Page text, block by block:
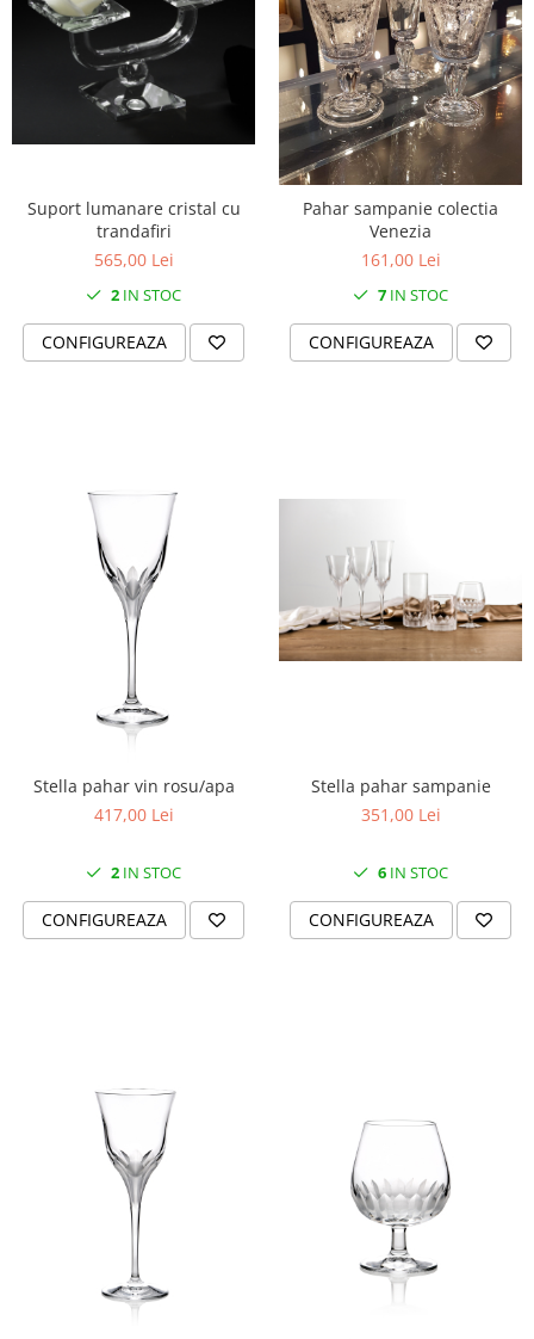
Suport lumanare cristal cu
trandafiri
565,00 Lei
2 IN STOC
CONFIGUREAZA
Pahar sampanie colectia
Venezia
161,00 Lei
7 IN STOC
CONFIGUREAZA
Stella pahar vin rosu/apa
417,00 Lei
2 IN STOC
CONFIGUREAZA
Stella pahar sampanie
351,00 Lei
6 IN STOC
CONFIGUREAZA